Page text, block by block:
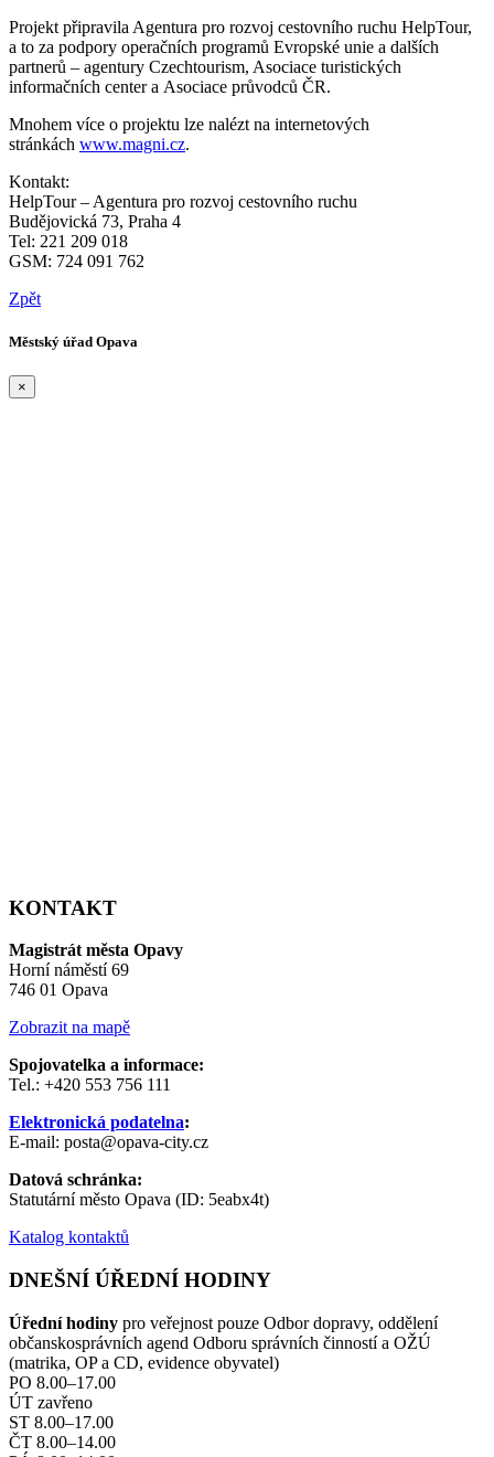
Projekt připravila Agentura pro rozvoj cestovního ruchu HelpTour,
a to za podpory operačních programů Evropské unie a dalších
partnerů – agentury Czechtourism, Asociace turistických
informačních center a Asociace průvodců ČR.
Mnohem více o projektu lze nalézt na internetových
stránkách www.magni.cz.
Kontakt:
HelpTour – Agentura pro rozvoj cestovního ruchu
Budějovická 73, Praha 4
Tel: 221 209 018
GSM: 724 091 762
Zpět
Městský úřad Opava
×
KONTAKT
Magistrát města Opavy
Horní náměstí 69
746 01 Opava
Zobrazit na mapě
Spojovatelka a informace:
Tel.: +420 553 756 111
Elektronická podatelna:
E-mail: posta@opava-city.cz
Datová schránka:
Statutární město Opava (ID: 5eabx4t)
Katalog kontaktů
DNEŠNÍ ÚŘEDNÍ HODINY
Úřední hodiny pro veřejnost pouze Odbor dopravy, oddělení
občanskosprávních agend Odboru správních činností a OŽÚ
(matrika, OP a CD, evidence obyvatel)
PO 8.00–17.00
ÚT zavřeno
ST 8.00–17.00
ČT 8.00–14.00